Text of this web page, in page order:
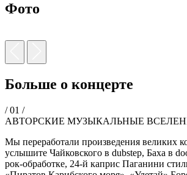
Фото
Больше о концерте
/ 01 /
АВТОРСКИЕ МУЗЫКАЛЬНЫЕ
Мы переработали произведения великих
услышите Чайковского в dubstep, Баха в
рок-обработке, 24-й каприс Паганини